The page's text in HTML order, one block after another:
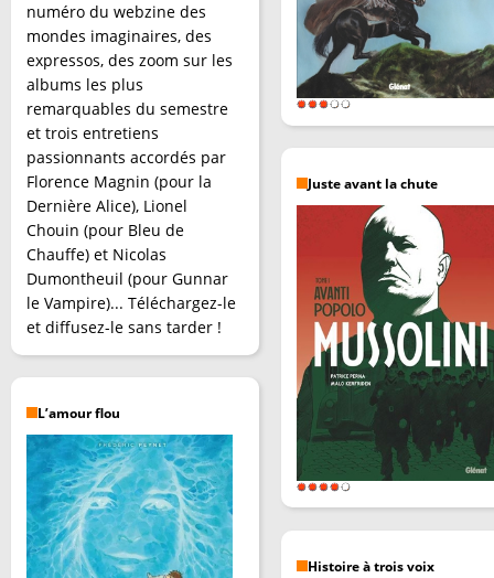
numéro du webzine des
mondes imaginaires, des
expressos, des zoom sur les
albums les plus
remarquables du semestre
et trois entretiens
passionnants accordés par
Florence Magnin (pour la
Dernière Alice), Lionel
Chouin (pour Bleu de
Chauffe) et Nicolas
Dumontheuil (pour Gunnar
le Vampire)... Téléchargez-le
et diffusez-le sans tarder !
L’amour flou
Juste avant la chute
Histoire à trois voix